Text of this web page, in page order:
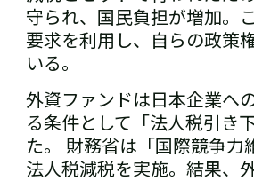
守られ、国民負担が増加。
要求を利用し、自らの政策
いる。
外資ファンドは日本企業へ
る条件として「法人税引き
た。 財務省は「国際競争力
法人税減税を実施。結果、